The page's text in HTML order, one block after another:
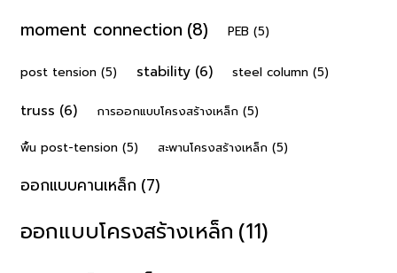
moment connection (8) PEB (5)
post tension (5) stability (6) steel column (5)
truss (6) การออกแบบโครงสร้างเหล็ก (5)
พื้น post-tension (5) สะพานโครงสร้างเหล็ก (5)
ออกแบบคานเหล็ก (7)
ออกแบบโครงสร้างเหล็ก (11)